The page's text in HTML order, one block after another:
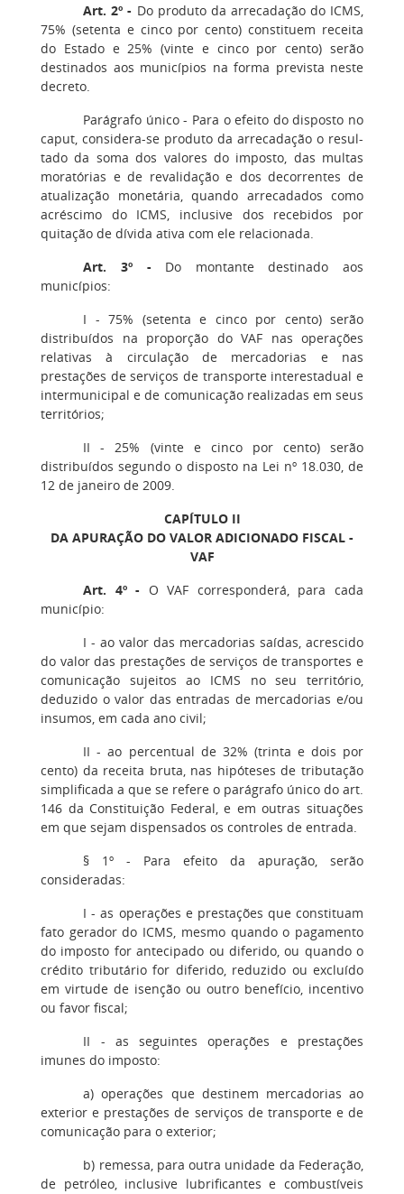
Art. 2º - Do produto da arrecadação do ICMS,
75% (setenta e cinco por cento) constituem receita
do Estado e 25% (vinte e cinco por cento) serão
destinados aos municípios na forma prevista neste
decreto.
Parágrafo único - Para o efeito do disposto no
caput, considera-se produto da arrecadação o resul-
tado da soma dos valores do imposto, das multas
moratórias e de revalidação e dos decorrentes de
atualização monetária, quando arrecadados como
acréscimo do ICMS, inclusive dos recebidos por
quitação de dívida ativa com ele relacionada.
Art. 3º - Do montante destinado aos
municípios:
I - 75% (setenta e cinco por cento) serão
distribuídos na proporção do VAF nas operações
relativas à circulação de mercadorias e nas
prestações de serviços de transporte interestadual e
intermunicipal e de comunicação realizadas em seus
territórios;
II - 25% (vinte e cinco por cento) serão
distribuídos segundo o disposto na Lei nº 18.030, de
12 de janeiro de 2009.
CAPÍTULO II
DA APURAÇÃO DO VALOR ADICIONADO FISCAL -
VAF
Art. 4º - O VAF corresponderá, para cada
município:
I - ao valor das mercadorias saídas, acrescido
do valor das prestações de serviços de transportes e
comunicação sujeitos ao ICMS no seu território,
deduzido o valor das entradas de mercadorias e/ou
insumos, em cada ano civil;
II - ao percentual de 32% (trinta e dois por
cento) da receita bruta, nas hipóteses de tributação
simplificada a que se refere o parágrafo único do art.
146 da Constituição Federal, e em outras situações
em que sejam dispensados os controles de entrada.
§ 1º - Para efeito da apuração, serão
consideradas:
I - as operações e prestações que constituam
fato gerador do ICMS, mesmo quando o pagamento
do imposto for antecipado ou diferido, ou quando o
crédito tributário for diferido, reduzido ou excluído
em virtude de isenção ou outro benefício, incentivo
ou favor fiscal;
II - as seguintes operações e prestações
imunes do imposto:
a) operações que destinem mercadorias ao
exterior e prestações de serviços de transporte e de
comunicação para o exterior;
b) remessa, para outra unidade da Federação,
de petróleo, inclusive lubrificantes e combustíveis